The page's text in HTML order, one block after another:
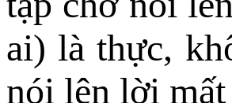
ai) là thực,
nói lên lời